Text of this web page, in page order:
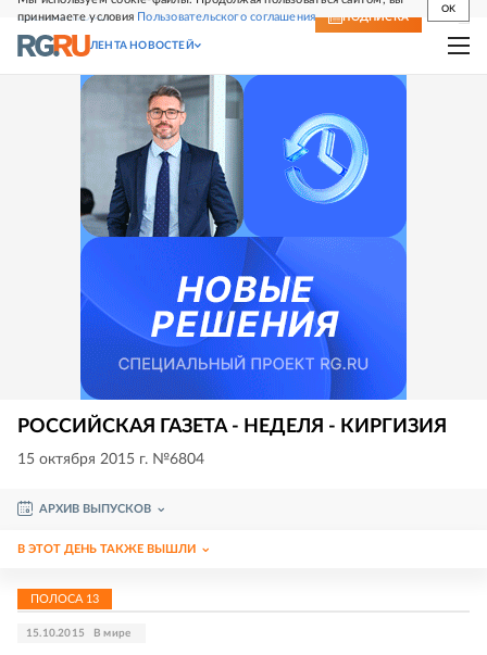
принимаете условия Пользовательского соглашения
OK
СВЕЖИЙ НОМЕР ПОДПИСКА
ЛЕНТА НОВОСТЕЙ
РОССИЙСКАЯ ГАЗЕТА - НЕДЕЛЯ - КИРГИЗИЯ
15 октября 2015 г. №6804
АРХИВ ВЫПУСКОВ
В ЭТОТ ДЕНЬ ТАКЖЕ ВЫШЛИ
ПОЛОСА 13
15.10.2015 В мире